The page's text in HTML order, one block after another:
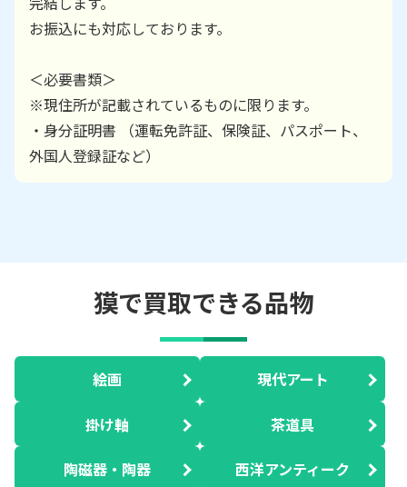
お振込にも対応しております。
＜必要書類＞
※現住所が記載されているものに限ります。
・身分証明書 （運転免許証、保険証、パスポート、
外国人登録証など）
獏で買取できる品物
絵画 現代アート
掛け軸 茶道具
陶磁器・陶器 西洋アンティーク